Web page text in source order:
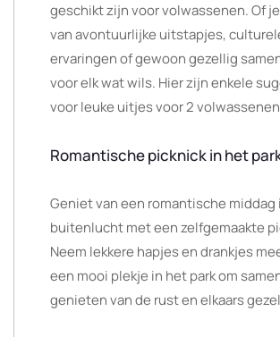
geschikt zijn voor volwassenen. Of
van avontuurlijke uitstapjes,
ervaringen of gewoon gezellig
voor elk wat wils. Hier zijn enkele
voor leuke uitjes voor 2
Romantische picknick in het
Geniet van een romantische middag
buitenlucht met een zelfgemaakte
Neem lekkere hapjes en drankjes
een mooi plekje in het park om
genieten van de rust en elkaars